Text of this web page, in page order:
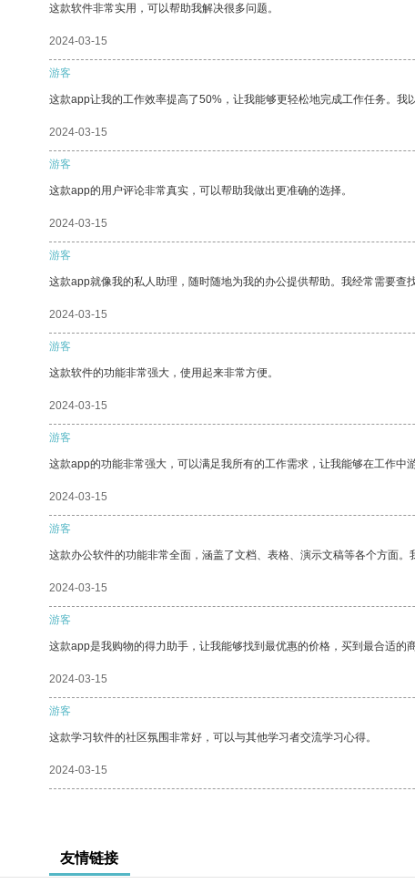
这款软件非常实用，可以帮助我解决很多问题。
2024-03-15
游客
这款app让我的工作效率提高了50%，让我能够更轻松地完成工作任务。我
2024-03-15
游客
这款app的用户评论非常真实，可以帮助我做出更准确的选择。
2024-03-15
游客
这款app就像我的私人助理，随时随地为我的办公提供帮助。我经常需要查
2024-03-15
游客
这款软件的功能非常强大，使用起来非常方便。
2024-03-15
游客
这款app的功能非常强大，可以满足我所有的工作需求，让我能够在工作中游
2024-03-15
游客
这款办公软件的功能非常全面，涵盖了文档、表格、演示文稿等各个方面。
2024-03-15
游客
这款app是我购物的得力助手，让我能够找到最优惠的价格，买到最合适的商
2024-03-15
游客
这款学习软件的社区氛围非常好，可以与其他学习者交流学习心得。
2024-03-15
友情链接